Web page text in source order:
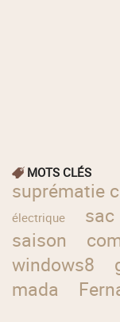
MOTS CLÉS
suprématie
électrique
sac
saison
windows8
mada